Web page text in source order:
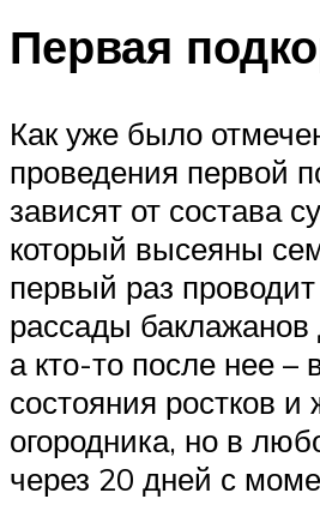
Первая
Как уже было
проведения первой
зависят от состава
который высеяны
первый раз
рассады баклажанов
а кто-то после нее –
состояния ростков и
огородника, но в
через 20 дней с